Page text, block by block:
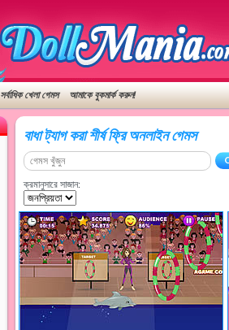
সর্বাধিক খেলা গেমস আমাকে বুকমার্ক করুন!
বাধা ট্যাগ করা শীর্ষ ফ্রি অনলাইন গেমস
ক্রমানুসারে সাজান: